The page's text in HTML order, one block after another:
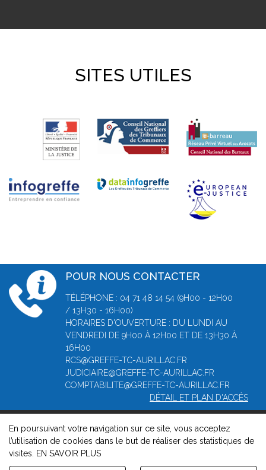
SITES UTILES
POUR NOUS CONTACTER
TÉLÉPHONE : 04 71 48 14 54 (9H00 - 12H00
/ 13H30 - 16H00)
HORAIRES D'OUVERTURE : DU LUNDI AU
VENDREDI DE 9H00 À 12H00 ET DE 13H30 À
16H00
RCS@GREFFE-TC-AURILLAC.FR
JUDICIAIRE@GREFFE-TC-AURILLAC.FR
COMPTABILITE@GREFFE-TC-AURILLAC.FR
DÉTAIL ET PLAN D'ACCÈS
© 2026, Greffe du Tribunal de Commerce d' Aurillac -Mentions
légales-Contact -Gestion des cookies -Politique de
confidentialité et de cookies
En poursuivant votre navigation sur ce site, vous acceptez
l’utilisation de cookies dans le but de réaliser des statistiques de
visites.
EN SAVOIR PLUS